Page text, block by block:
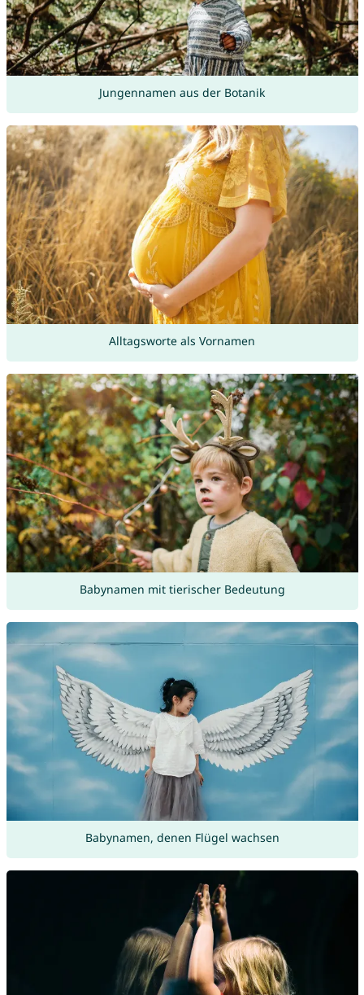
Jungennamen aus der Botanik
Alltagsworte als Vornamen
Babynamen mit tierischer Bedeutung
Babynamen, denen Flügel wachsen